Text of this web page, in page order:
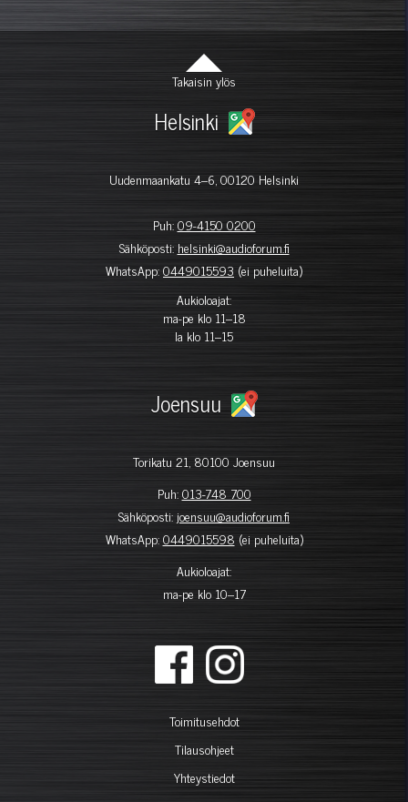
Takaisin ylös
Helsinki
Uudenmaankatu 4–6, 00120 Helsinki
Puh:09-4150 0200
Sähköposti: helsinki@audioforum.fi
WhatsApp:0449015593 (ei puheluita)
Aukioloajat:
ma-pe klo 11–18
la klo 11–15
Joensuu
Torikatu 21, 80100 Joensuu
Puh:013-748 700
Sähköposti: joensuu@audioforum.fi
WhatsApp:0449015598 (ei puheluita)
Aukioloajat:
ma-pe klo 10–17
Toimitusehdot
Tilausohjeet
Yhteystiedot